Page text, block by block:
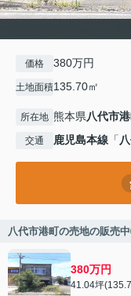
価格 380万円
土地面積135.70㎡
所在地 熊本県八代市
交通 鹿児島本線 「
八代市港町の売地の販売
380万円
41.04坪